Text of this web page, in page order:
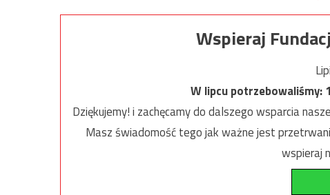
Wspieraj
W lipcu potrzebowaliśmy:
Dziękujemy! i zachęcamy do dalszego wsparcia
Masz świadomość tego jak ważne jest
wspieraj